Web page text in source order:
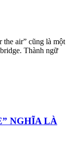
air” cũng là một
Thành ngữ
NGHĨA LÀ